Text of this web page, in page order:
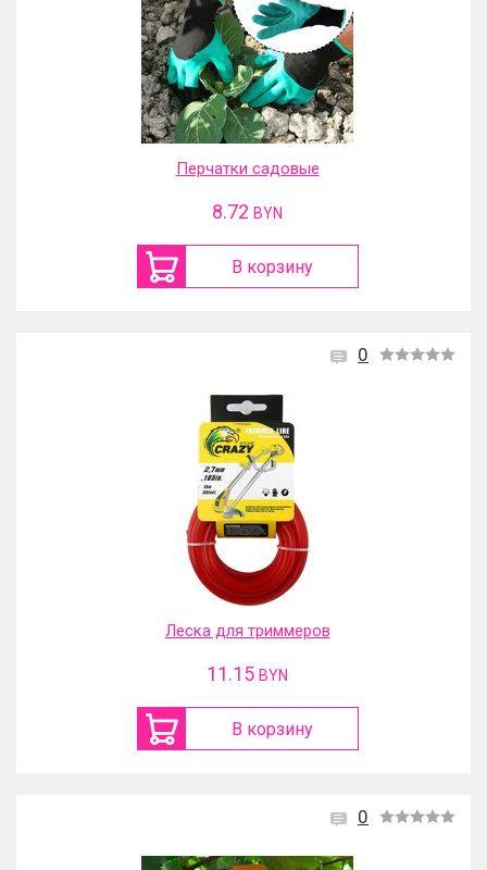
Перчатки садовые
8.72 BYN
В корзину
0
Леска для триммеров
11.15 BYN
В корзину
0